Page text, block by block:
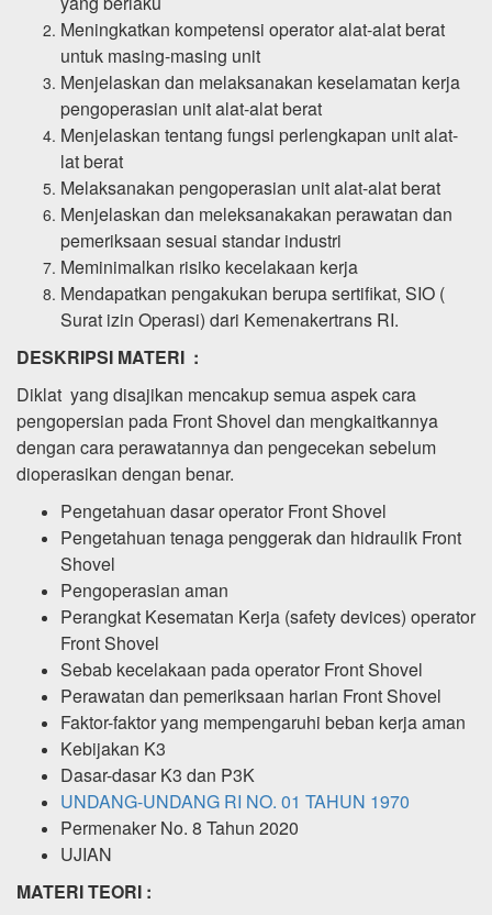
Meningkatkan kompetensi operator alat-alat berat
untuk masing-masing unit
Menjelaskan dan melaksanakan keselamatan kerja
pengoperasian unit alat-alat berat
Menjelaskan tentang fungsi perlengkapan unit alat-
lat berat
Melaksanakan pengoperasian unit alat-alat berat
Menjelaskan dan meleksanakakan perawatan dan
pemeriksaan sesuai standar industri
Meminimalkan risiko kecelakaan kerja
Mendapatkan pengakukan berupa sertifikat, SIO (
Surat izin Operasi) dari Kemenakertrans RI.
DESKRIPSI MATERI :
Diklat yang disajikan mencakup semua aspek cara
pengopersian pada Front Shovel dan mengkaitkannya
dengan cara perawatannya dan pengecekan sebelum
dioperasikan dengan benar.
Pengetahuan dasar operator Front Shovel
Pengetahuan tenaga penggerak dan hidraulik Front
Shovel
Pengoperasian aman
Perangkat Kesematan Kerja (safety devices) operator
Front Shovel
Sebab kecelakaan pada operator Front Shovel
Perawatan dan pemeriksaan harian Front Shovel
Faktor-faktor yang mempengaruhi beban kerja aman
Kebijakan K3
Dasar-dasar K3 dan P3K
UNDANG-UNDANG RI NO. 01 TAHUN 1970
Permenaker No. 8 Tahun 2020
UJIAN
MATERI TEORI :